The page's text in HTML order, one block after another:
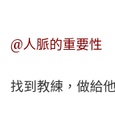
@人脈的重要性
找到教練，做給